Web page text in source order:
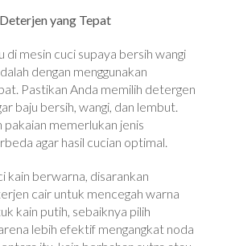
yang Tepat
di mesin cuci supaya bersih wangi
dengan menggunakan
Pastikan Anda memilih detergen
baju bersih, wangi, dan lembut.
pakaian memerlukan jenis
agar hasil cucian optimal.
kain berwarna, disarankan
cair untuk mencegah warna
kain putih, sebaiknya pilih
lebih efektif mengangkat noda